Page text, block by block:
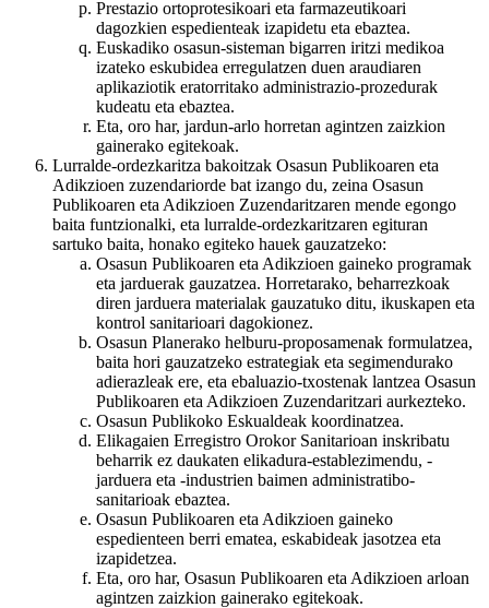
Prestazio ortoprotesikoari eta farmazeutikoari
dagozkien espedienteak izapidetu eta ebaztea.
Euskadiko osasun-sisteman bigarren iritzi medikoa
izateko eskubidea erregulatzen duen araudiaren
aplikaziotik eratorritako administrazio-prozedurak
kudeatu eta ebaztea.
Eta, oro har, jardun-arlo horretan agintzen zaizkion
gainerako egitekoak.
Lurralde-ordezkaritza bakoitzak Osasun Publikoaren eta
Adikzioen zuzendariorde bat izango du, zeina Osasun
Publikoaren eta Adikzioen Zuzendaritzaren mende egongo
baita funtzionalki, eta lurralde-ordezkaritzaren egituran
sartuko baita, honako egiteko hauek gauzatzeko:
Osasun Publikoaren eta Adikzioen gaineko programak
eta jarduerak gauzatzea. Horretarako, beharrezkoak
diren jarduera materialak gauzatuko ditu, ikuskapen eta
kontrol sanitarioari dagokionez.
Osasun Planerako helburu-proposamenak formulatzea,
baita hori gauzatzeko estrategiak eta segimendurako
adierazleak ere, eta ebaluazio-txostenak lantzea Osasun
Publikoaren eta Adikzioen Zuzendaritzari aurkezteko.
Osasun Publikoko Eskualdeak koordinatzea.
Elikagaien Erregistro Orokor Sanitarioan inskribatu
beharrik ez daukaten elikadura-establezimendu, -
jarduera eta -industrien baimen administratibo-
sanitarioak ebaztea.
Osasun Publikoaren eta Adikzioen gaineko
espedienteen berri ematea, eskabideak jasotzea eta
izapidetzea.
Eta, oro har, Osasun Publikoaren eta Adikzioen arloan
agintzen zaizkion gainerako egitekoak.